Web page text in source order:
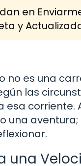
en
y
no es una
las
esa
una
una